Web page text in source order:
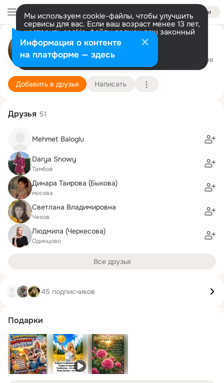
Войти
Мы используем cookie-файлы, чтобы улучшить
сервисы для вас. Если ваш возраст менее 13 лет,
настроить cookie-файлы должен ваш законный
представитель. Больше информации
Разрешить все Настроить
Жанна Матушкина
Москва 25 ноября 1 школа Подробнее
Добавить в друзья Написать
Друзья 51
Mehmet Baloglu
Darya Snowy
Тамбов
Динара Таирова (Быкова)
москва
Светлана Владимировна
Чехов
Людмила (Черкесова)
Одинцово
Все друзья
45 подписчиков
Подарки
Информация о контенте
на платформе — здесь